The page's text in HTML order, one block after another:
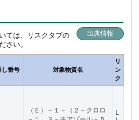
出典情報
ては、リスクタブの
さい。
し番号 対象物質名
リ
ン
ク
（Ｅ）－１－（２－クロロ
L